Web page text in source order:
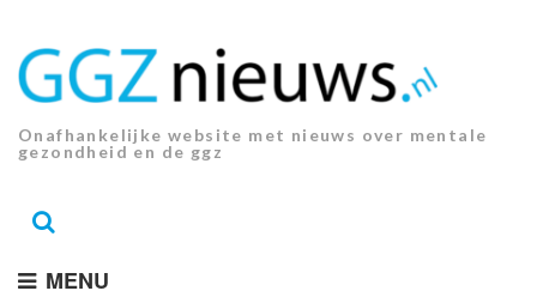
inhoud.
Onafhankelijke website met nieuws over mentale
gezondheid en de ggz
MENU